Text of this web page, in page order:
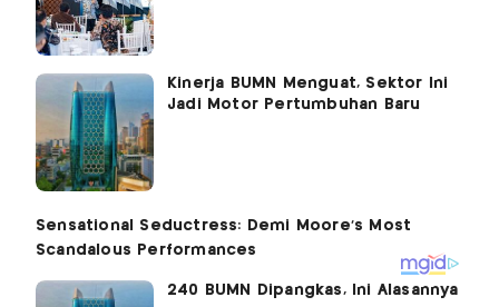
Kinerja BUMN Menguat, Sektor Ini
Jadi Motor Pertumbuhan Baru
240 BUMN Dipangkas, Ini Alasannya